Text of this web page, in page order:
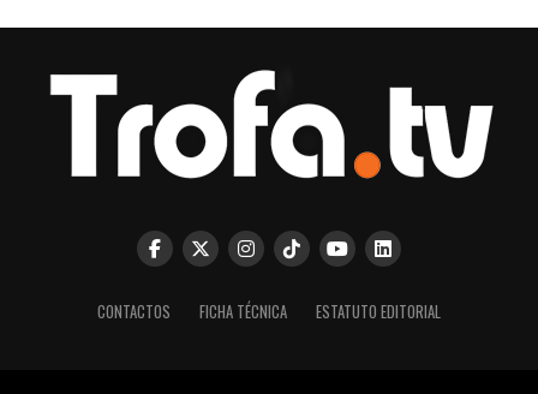
CONTACTOS FICHA TÉCNICA ESTATUTO EDITORIAL